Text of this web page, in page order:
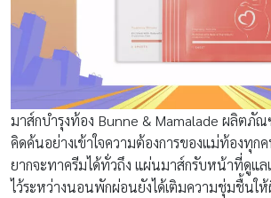
มาส์กบำรุงท้อง Bunne & Mamalade ผลิตภั
คิดค้นอย่างเข้าใจความต้องการของแม่ท้องทุก
ยากจะทาครีมได้ทั่วถึง แผ่นมาส์กรับหน้าที่ดูแ
ไว้ระหว่างนอนพักผ่อนยังได้เติมความชุ่มชื้นใ